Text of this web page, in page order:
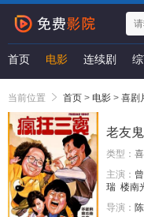
首页 电影 连续剧
当前位置 首页 > 电影 > 喜剧
老友
类型：
主演：
瑞 楼南
导演：